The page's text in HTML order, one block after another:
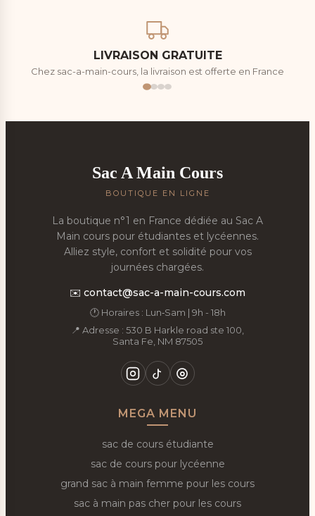
LIVRAISON GRATUITE
Chez sac-a-main-cours, la livraison est offerte en France
Sac A Main Cours
BOUTIQUE EN LIGNE
La boutique n°1 en France dédiée au Sac A
Main cours pour étudiantes et lycéennes.
Alliez style, confort et solidité pour vos
journées chargées.
✉️ contact@sac-a-main-cours.com
🕐 Horaires : Lun‑Sam | 9h - 18h
📍 Adresse : 530 B Harkle road ste 100,
Santa Fe, NM 87505
MEGA MENU
sac de cours étudiante
sac de cours pour lycéenne
grand sac à main femme pour les cours
sac à main pas cher pour les cours